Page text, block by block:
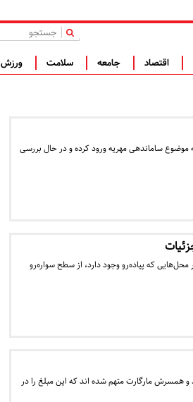
|
اقتصاد جامعه سلامت ورزش
ساماندهی مهریه ورود کرده و در حال بررسی
محل‌هایی که پیاده‌رو وجود دارد، از سطح سواره‌رو
همسرش مارگارت متهم شده اند که این مبلغ را در